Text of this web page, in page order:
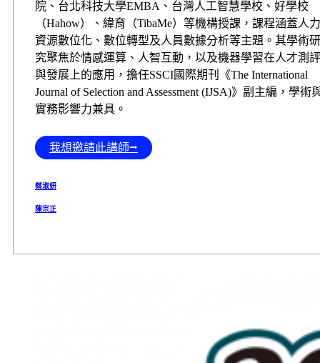
院、台北科技大學EMBA、台灣人工智慧學校、好學校
（Hahow）、緯育（TibaMe）等機構授課，課程涵蓋人力
資源數位化、數位轉型及人員數據分析等主題。其學術研
究聚焦於情感運算、人智互動，以及機器學習在人才測評
與發展上的應用，擔任SSCI國際期刊《The International
Journal of Selection and Assessment (IJSA)》副主編，學術
實務影響力兼具。
我想邀請此講師⭢
蔡淑妍
陳宗正